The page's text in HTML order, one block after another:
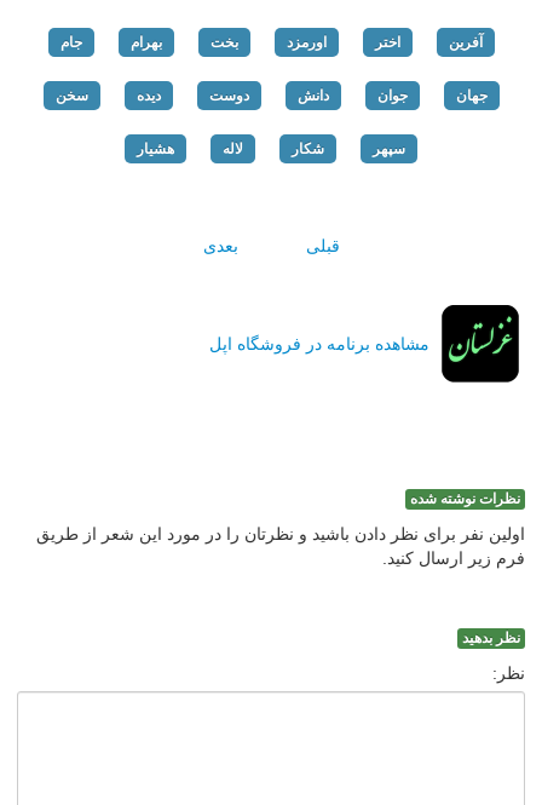
آفرین اختر اورمزد بخت بهرام جام
جهان جوان دانش دوست دیده سخن
سپهر شکار لاله هشیار
قبلی بعدی
مشاهده برنامه در فروشگاه اپل
نظرات نوشته شده
اولین نفر برای نظر دادن باشید و نظرتان را در مورد این شعر از طریق
فرم زیر ارسال کنید.
نظر بدهید
نظر: